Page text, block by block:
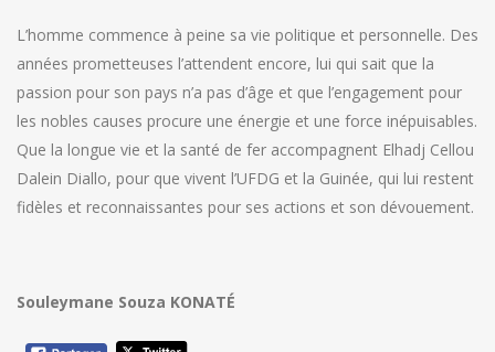
L’homme commence à peine sa vie politique et personnelle. Des
années prometteuses l’attendent encore, lui qui sait que la
passion pour son pays n’a pas d’âge et que l’engagement pour
les nobles causes procure une énergie et une force inépuisables.
Que la longue vie et la santé de fer accompagnent Elhadj Cellou
Dalein Diallo, pour que vivent l’UFDG et la Guinée, qui lui restent
fidèles et reconnaissantes pour ses actions et son dévouement.
Souleymane Souza KONATÉ